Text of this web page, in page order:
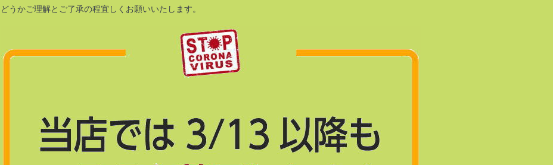
どうかご理解とご了承の程宜しくお願いいたします。